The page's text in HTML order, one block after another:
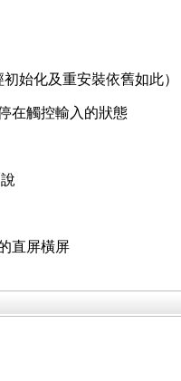
始化及重安裝依舊如此）
在觸控輸入的狀態
直屏橫屏